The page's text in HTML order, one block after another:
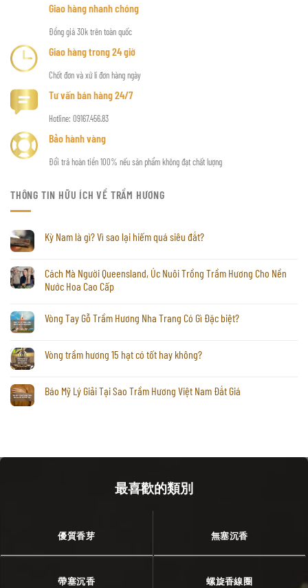
Giao hàng nhanh chóng
Đồng giá 30k trên toàn quốc
Giao hàng trong 24 giờ
Chốt đơn và xử lí đơn hàng ngày
Tư vấn bán hàng 24/7
Hotline: 09167.456.83
Bảo hành vàng
Đổi trả hoàn tiền 100% nếu sản phẩm không đạt chất lượng
THÔNG TIN HỮU ÍCH VỀ TRẦM HƯƠNG
Kỳ Nam là gì? Vì sao lại hiếm quá siêu đắt?
Cách Mà Người Queensland, Úc Nuôi Trồng Trầm Hương Cho Nền
Nước Hoa Cao Cấp
Vòng Tay Gỗ Trầm Hương Nha Trang Có Gì Đặc biệt?
Vòng trầm hương 15 hạt có tốt hay không?
Báo Mỹ Lý Giải Tại Sao Trầm Hương Việt Nam Đắt Giá
最喜歡的類別
優質香芽 無塞沉香
帶塞沉香 螺旋香線圈